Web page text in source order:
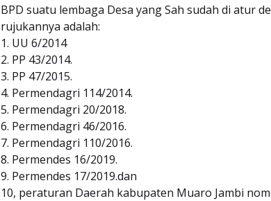
BPD suatu lembaga Desa yang Sah sudah di atur
rujukannya adalah:
1. UU 6/2014
2. PP 43/2014.
3. PP 47/2015.
4. Permendagri 114/2014.
5. Permendagri 20/2018.
6. Permendagri 46/2016.
7. Permendagri 110/2016.
8. Permendes 16/2019.
9. Permendes 17/2019.dan
10, peraturan Daerah kabupaten Muaro Jambi